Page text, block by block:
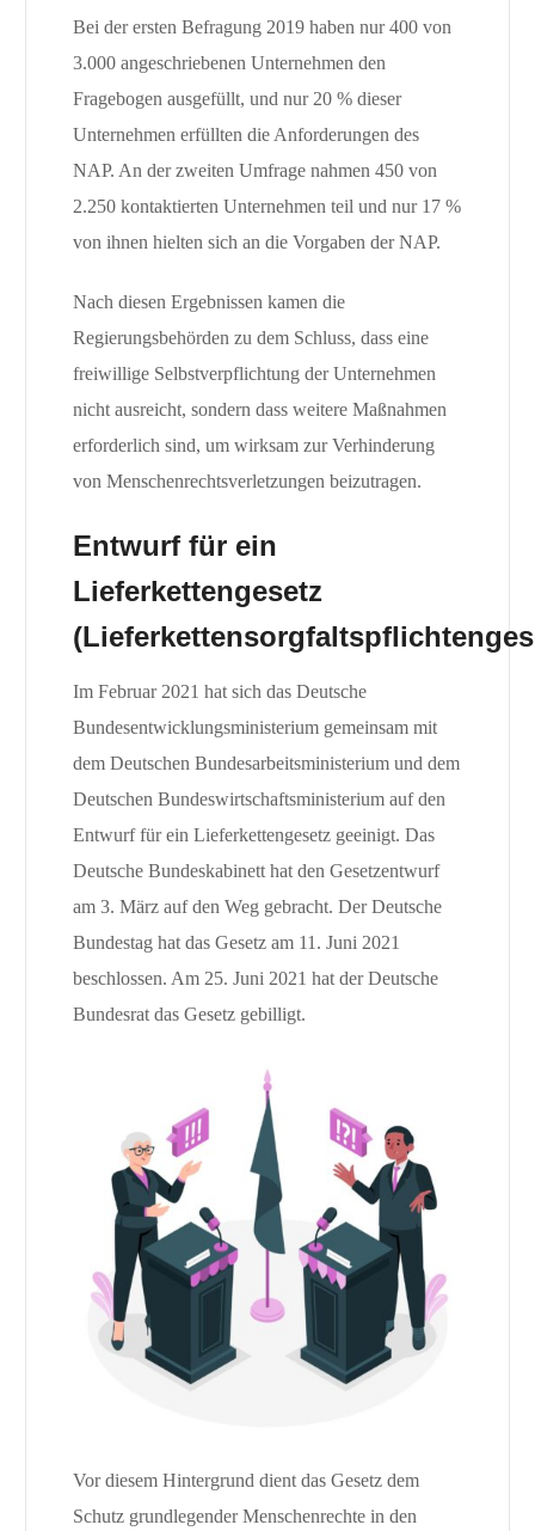
Bei der ersten Befragung 2019 haben nur 400 von
3.000 angeschriebenen Unternehmen den
Fragebogen ausgefüllt, und nur 20 % dieser
Unternehmen erfüllten die Anforderungen des
NAP. An der zweiten Umfrage nahmen 450 von
2.250 kontaktierten Unternehmen teil und nur 17 %
von ihnen hielten sich an die Vorgaben der NAP.
Nach diesen Ergebnissen kamen die
Regierungsbehörden zu dem Schluss, dass eine
freiwillige Selbstverpflichtung der Unternehmen
nicht ausreicht, sondern dass weitere Maßnahmen
erforderlich sind, um wirksam zur Verhinderung
von Menschenrechtsverletzungen beizutragen.
Entwurf für ein
Lieferkettengesetz
Im Februar 2021 hat sich das Deutsche
Bundesentwicklungsministerium gemeinsam mit
dem Deutschen Bundesarbeitsministerium und dem
Deutschen Bundeswirtschaftsministerium auf den
Entwurf für ein Lieferkettengesetz geeinigt. Das
Deutsche Bundeskabinett hat den Gesetzentwurf
am 3. März auf den Weg gebracht. Der Deutsche
Bundestag hat das Gesetz am 11. Juni 2021
beschlossen. Am 25. Juni 2021 hat der Deutsche
Bundesrat das Gesetz gebilligt.
Vor diesem Hintergrund dient das Gesetz dem
Schutz grundlegender Menschenrechte in den